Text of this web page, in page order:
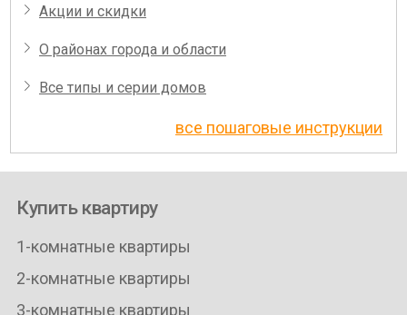
Акции и скидки
О районах города и области
Все типы и серии домов
все пошаговые инструкции
Купить квартиру
1-комнатные квартиры
2-комнатные квартиры
3-комнатные квартиры